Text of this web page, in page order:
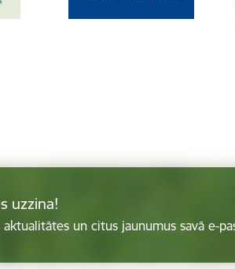
uzzina!
un citus jaunumus savā e-